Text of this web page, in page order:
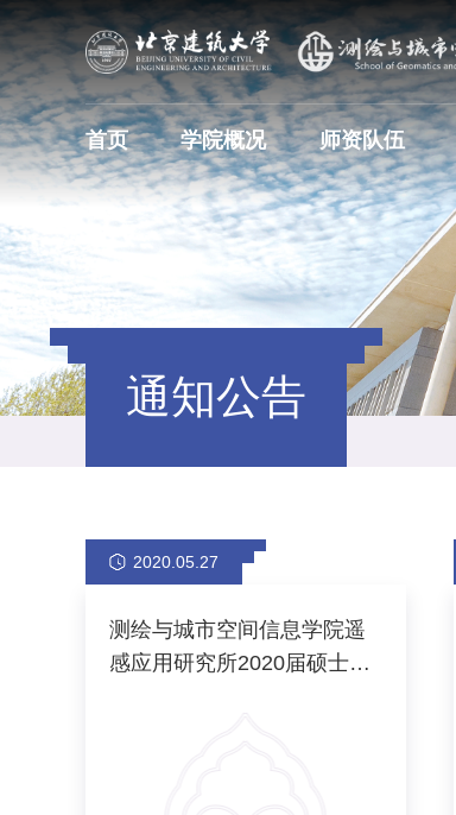
首页 学院概况 师资队伍
通知公告
2020.05.27
测绘与城市空间信息学院遥
感应用研究所2020届硕士研